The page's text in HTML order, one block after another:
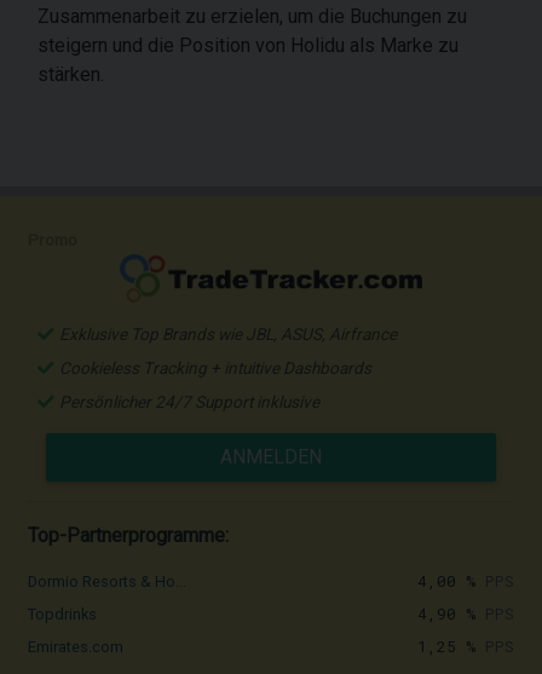
Zusammenarbeit zu erzielen, um die Buchungen zu
steigern und die Position von Holidu als Marke zu
stärken.
Exklusive Top Brands wie JBL, ASUS, Airfrance
Cookieless Tracking + intuitive Dashboards
Persönlicher 24/7 Support inklusive
ANMELDEN
Top-Partnerprogramme:
Dormio Resorts & Ho... 4,00 %
Topdrinks 4,90 %
Emirates.com 1,25 %